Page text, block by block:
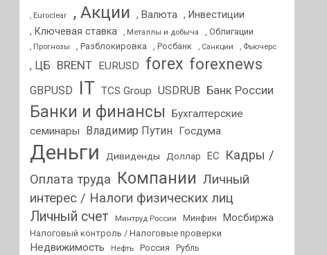
, Euroclear , Акции , Валюта , Инвестиции
, Ключевая ставка
, Металлы и добыча , Облигации
, Прогнозы , Разблокировка , Росбанк , Санкции , Фьючерс
, ЦБ BRENT EURUSD forex forexnews
GBPUSD IT TCS Group USDRUB Банк России
Банки и финансы
Бухгалтерские
семинары
Владимир Путин Госдума
Деньги Дивиденды Доллар ЕС
Кадры /
Оплата труда Компании Личный
интерес / Налоги физических лиц
Личный счет Минтруд России Минфин Мосбиржа
Налоговый контроль / Налоговые проверки
Недвижимость Нефть Россия Рубль